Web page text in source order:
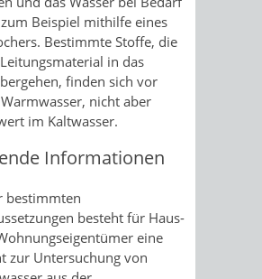
Beispiel mithilfe eines
Bestimmte Stoffe, die
in das
finden sich vor
nicht aber
im Kaltwasser.
Informationen
bestimmten
besteht für Haus-
eine
zur Untersuchung von